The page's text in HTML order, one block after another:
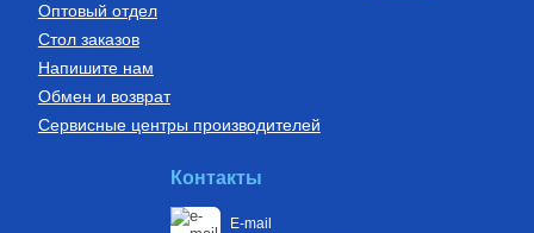
Оптовый отдел
Стол заказов
Напишите нам
Обмен и возврат
Сервисные центры производителей
Контакты
E-mail